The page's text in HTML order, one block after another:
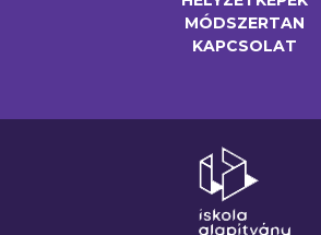
MÓDSZERTAN
KAPCSOLAT